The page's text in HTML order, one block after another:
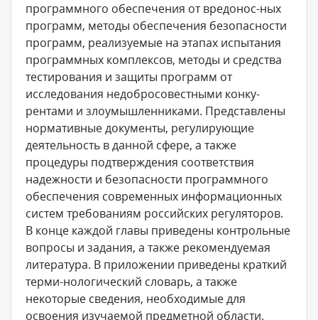
программного обеспечения от вредонос-ных
программ, методы обеспечения безопасности
программ, реализуемые на этапах испытания
программных комплексов, методы и средства
тестирования и защиты программ от
исследования недобросовестными конку-
рентами и злоумышленниками. Представлены
нормативные документы, регулирующие
деятельность в данной сфере, а также
процедуры подтверждения соответствия
надежности и безопасности программного
обеспечения современных информационных
систем требованиям российских регуляторов.
В конце каждой главы приведены контрольные
вопросы и задания, а также рекомендуемая
литература. В приложении приведены краткий
терми-нологический словарь, а также
некоторые сведения, необходимые для
освоения изучаемой предметной области.